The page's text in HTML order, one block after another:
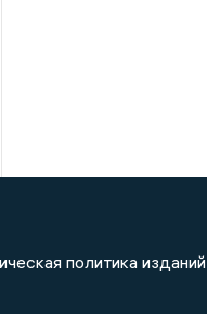
политика изданий